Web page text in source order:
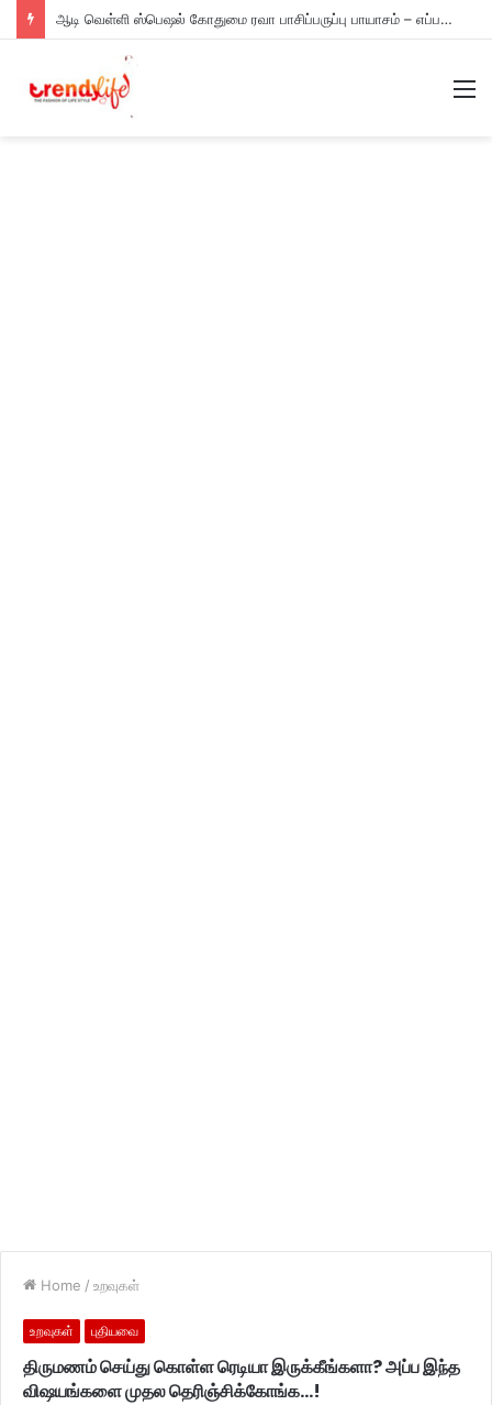
ஆடி வெள்ளி ஸ்பெஷல் கோதுமை ரவா பாசிப்பருப்பு பாயாசம் – எப்படி செய்யணும் தெரியுமா?
Home / உறவுகள்
உறவுகள் புதியவை
திருமணம் செய்து கொள்ள ரெடியா இருக்கீங்களா? அப்ப இந்த
விஷயங்களை முதல தெரிஞ்சிக்கோங்க…!